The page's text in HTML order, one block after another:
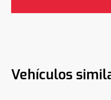
Vehículos